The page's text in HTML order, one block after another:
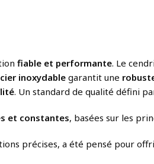
fiable et performante. Le
inoxydablegarantit une
. Un standard de qualité défini
et constantes, basées sur les
précises, a été pensé pour